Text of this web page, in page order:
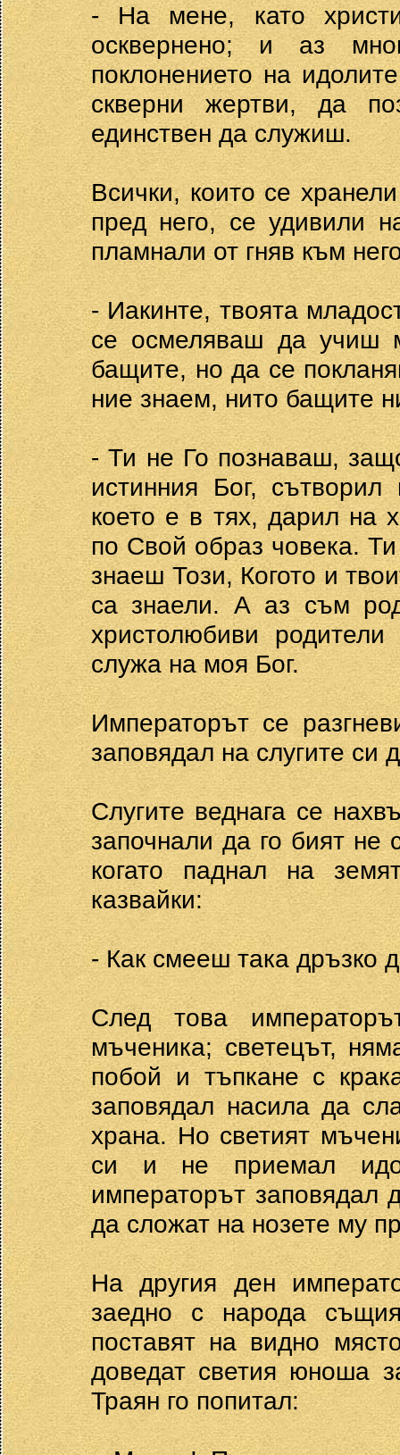
- На мене, като
осквернено; и аз
поклонението на
скверни жертви, да
единствен да служиш.
Всички, които се
пред него, се удивили
пламнали от гняв към
- Иакинте, твоята
се осмеляваш да учиш
бащите, но да се
ние знаем, нито бащите
- Ти не Го познаваш,
истинния Бог,
което е в тях, дарил на
по Свой образ човека.
знаеш Този, Когото и
са знаели. А аз съм
христолюбиви
служа на моя Бог.
Императорът се
заповядал на слугите си
Слугите веднага се
започнали да го бият не
когато паднал на
казвайки:
- Как смееш така дръзко
След това
мъченика; светецът,
побой и тъпкане с
заповядал насила да
храна. Но светият
си и не приемал
императорът заповядал
да сложат на нозете му
На другия ден
заедно с народа
поставят на видно
доведат светия юноша
Траян го попитал: